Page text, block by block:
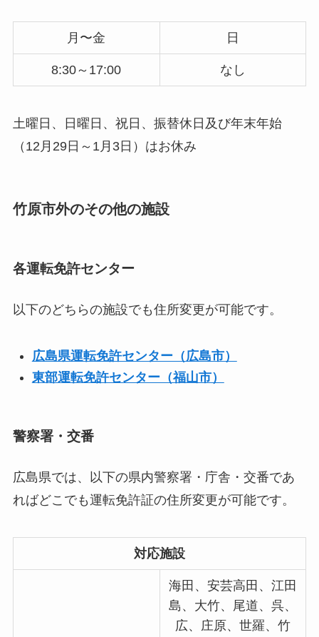
月〜金 日
8:30～17:00 なし
土曜日、日曜日、祝日、振替休日及び年末年始
（12月29日～1月3日）はお休み
竹原市外のその他の施設
各運転免許センター
以下のどちらの施設でも住所変更が可能です。
広島県運転免許センター（広島市）
東部運転免許センター（福山市）
警察署・交番
広島県では、以下の県内警察署・庁舎・交番であ
ればどこでも運転免許証の住所変更が可能です。
対応施設
海田、安芸高田、江田
島、大竹、尾道、呉、
広、庄原、世羅、竹